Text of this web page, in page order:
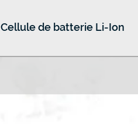
Cellule de batterie Li-Ion